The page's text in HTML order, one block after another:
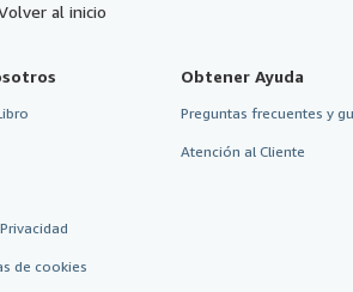
al inicio
de cookies
Obtener Ayuda
Preguntas frecuentes y
Atención al Cliente